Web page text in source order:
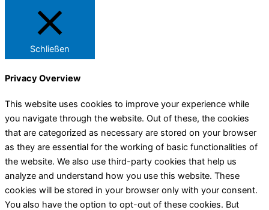
Schließen
Privacy Overview
This website uses cookies to improve your experience while
you navigate through the website. Out of these, the cookies
that are categorized as necessary are stored on your browser
as they are essential for the working of basic functionalities of
the website. We also use third-party cookies that help us
analyze and understand how you use this website. These
cookies will be stored in your browser only with your consent.
You also have the option to opt-out of these cookies. But